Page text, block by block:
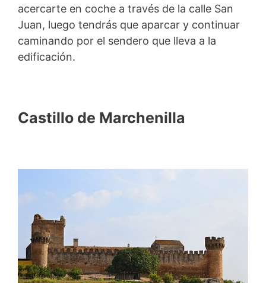
acercarte en coche a través de la calle San
Juan, luego tendrás que aparcar y continuar
caminando por el sendero que lleva a la
edificación.
Castillo de Marchenilla